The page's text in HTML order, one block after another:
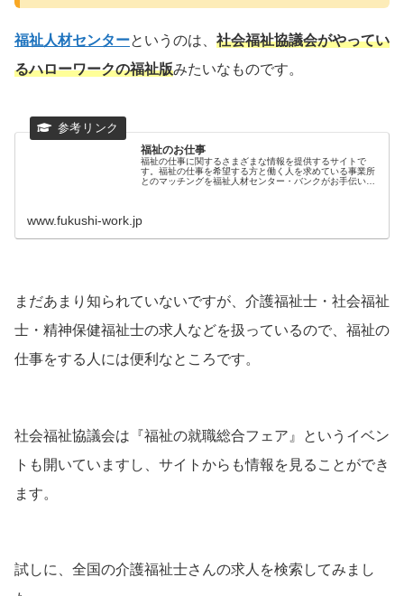
福祉人材センターというのは、 社会福祉協議会がやってい
るハローワークの福祉版みたいなものです。
福祉のお仕事
福祉の仕事に関するさまざまな情報を提供するサイトで
す。福祉の仕事を希望する方と働く人を求めている事業所
とのマッチングを福祉人材センター・バンクがお手伝いし
www.fukushi-work.jp
まだあまり知られていないですが、介護福祉士・社会福祉
士・精神保健福祉士の求人などを扱っているので、福祉の
仕事をする人には便利なところです。
社会福祉協議会は『福祉の就職総合フェア』というイベン
トも開いていますし、サイトからも情報を見ることができ
ます。
試しに、全国の介護福祉士さんの求人を検索してみまし